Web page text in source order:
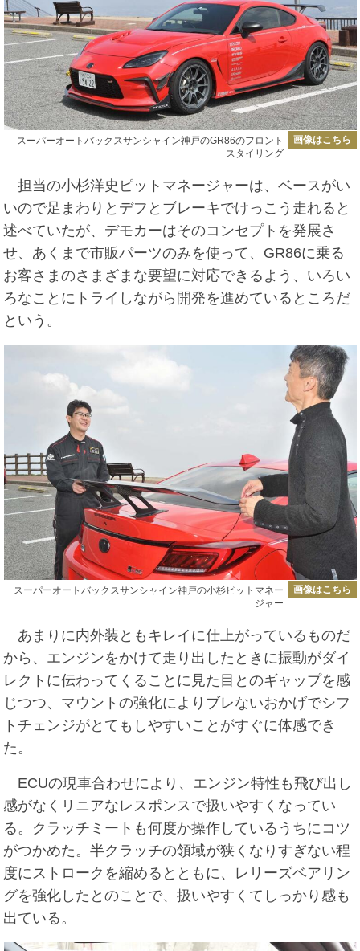
スーパーオートバックスサンシャイン神戸のGR86のフロント
スタイリング
画像はこちら
担当の小杉洋史ピットマネージャーは、ベースがい
いので足まわりとデフとブレーキでけっこう走れると
述べていたが、デモカーはそのコンセプトを発展さ
せ、あくまで市販パーツのみを使って、GR86に乗る
お客さまのさまざまな要望に対応できるよう、いろい
ろなことにトライしながら開発を進めているところだ
という。
スーパーオートバックスサンシャイン神戸の小杉ピットマネー
ジャー
画像はこちら
あまりに内外装ともキレイに仕上がっているものだ
から、エンジンをかけて走り出したときに振動がダイ
レクトに伝わってくることに見た目とのギャップを感
じつつ、マウントの強化によりブレないおかげでシフ
トチェンジがとてもしやすいことがすぐに体感でき
た。
ECUの現車合わせにより、エンジン特性も飛び出し
感がなくリニアなレスポンスで扱いやすくなってい
る。クラッチミートも何度か操作しているうちにコツ
がつかめた。半クラッチの領域が狭くなりすぎない程
度にストロークを縮めるとともに、レリーズベアリン
グを強化したとのことで、扱いやすくてしっかり感も
出ている。